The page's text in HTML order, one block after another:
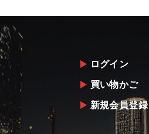
ログイン
買い物かご
新規会員登録